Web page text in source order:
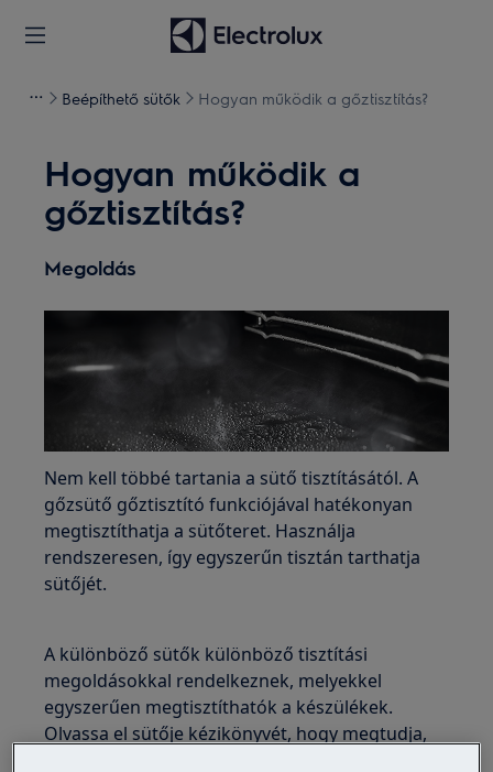
Beépíthető sütők Hogyan működik a gőztisztítás?
Hogyan működik a
gőztisztítás?
Megoldás
Nem kell többé tartania a sütő tisztításától. A
gőzsütő gőztisztító funkciójával hatékonyan
megtisztíthatja a sütőteret. Használja
rendszeresen, így egyszerűn tisztán tarthatja
sütőjét.
A különböző sütők különböző tisztítási
megoldásokkal rendelkeznek, melyekkel
egyszerűen megtisztíthatók a készülékek.
Olvassa el sütője kézikönyvét, hogy megtudja,